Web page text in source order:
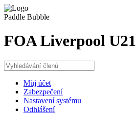
Paddle Bubble
FOA Liverpool U21
Můj účet
Zabezpečení
Nastavení systému
Odhlášení